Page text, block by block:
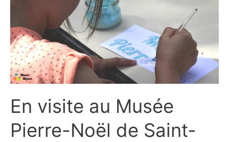
En visite au Musée
Pierre-Noël de Saint-